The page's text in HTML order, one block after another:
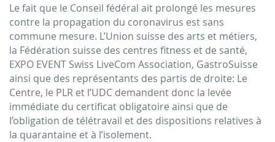
Le fait que le Conseil fédéral ait prolongé les mesures
contre la propagation du coronavirus est sans
commune mesure. L’Union suisse des arts et métiers,
la Fédération suisse des centres fitness et de santé,
EXPO EVENT Swiss LiveCom Association, GastroSuisse
ainsi que des représentants des partis de droite: Le
Centre, le PLR et l’UDC demandent donc la levée
immédiate du certificat obligatoire ainsi que de
l’obligation de télétravail et des dispositions relatives à
la quarantaine et à l’isolement.